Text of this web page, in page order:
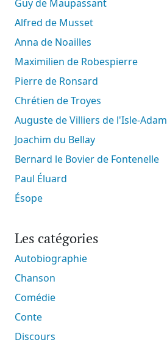
Guy de Maupassant
Alfred de Musset
Anna de Noailles
Maximilien de Robespierre
Pierre de Ronsard
Chrétien de Troyes
Auguste de Villiers de l'Isle-Adam
Joachim du Bellay
Bernard le Bovier de Fontenelle
Paul Éluard
Ésope
Les catégories
Autobiographie
Chanson
Comédie
Conte
Discours